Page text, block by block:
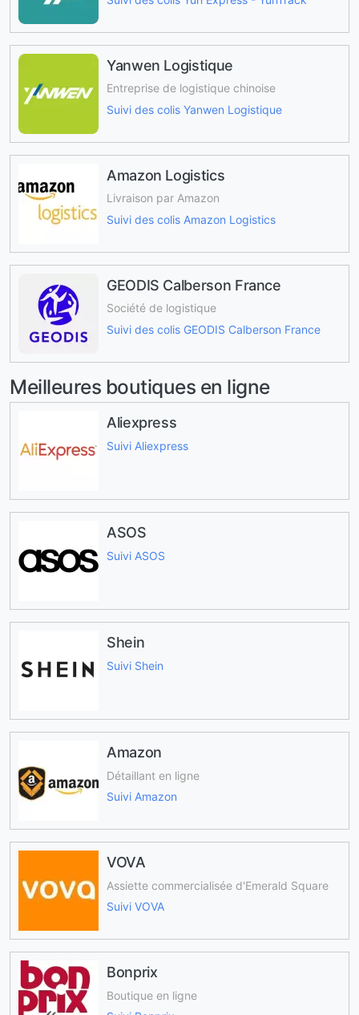
Yanwen Logistique
Entreprise de logistique chinoise
Suivi des colis Yanwen Logistique
Amazon Logistics
Livraison par Amazon
Suivi des colis Amazon Logistics
GEODIS Calberson France
Société de logistique
Suivi des colis GEODIS Calberson France
Meilleures boutiques en ligne
Aliexpress
Suivi Aliexpress
ASOS
Suivi ASOS
Shein
Suivi Shein
Amazon
Détaillant en ligne
Suivi Amazon
VOVA
Assiette commercialisée d'Emerald Square
Suivi VOVA
Bonprix
Boutique en ligne